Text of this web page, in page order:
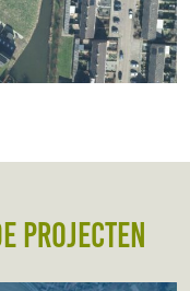
projecten